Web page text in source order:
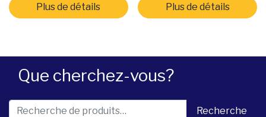
Que cherchez-vous?
Recherche pour : Recherche
Plus de détails Plus de détails